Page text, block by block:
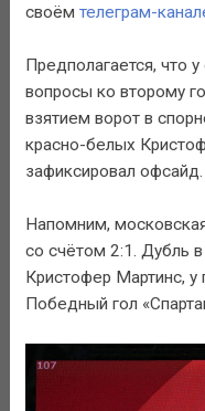
своём телеграм-
Предполагается, что
вопросы ко второму
взятием ворот в
красно-белых
зафиксировал офсайд.
Напомним,
со счётом 2:1. Дубль в
Кристофер Мартинс, у
Победный гол